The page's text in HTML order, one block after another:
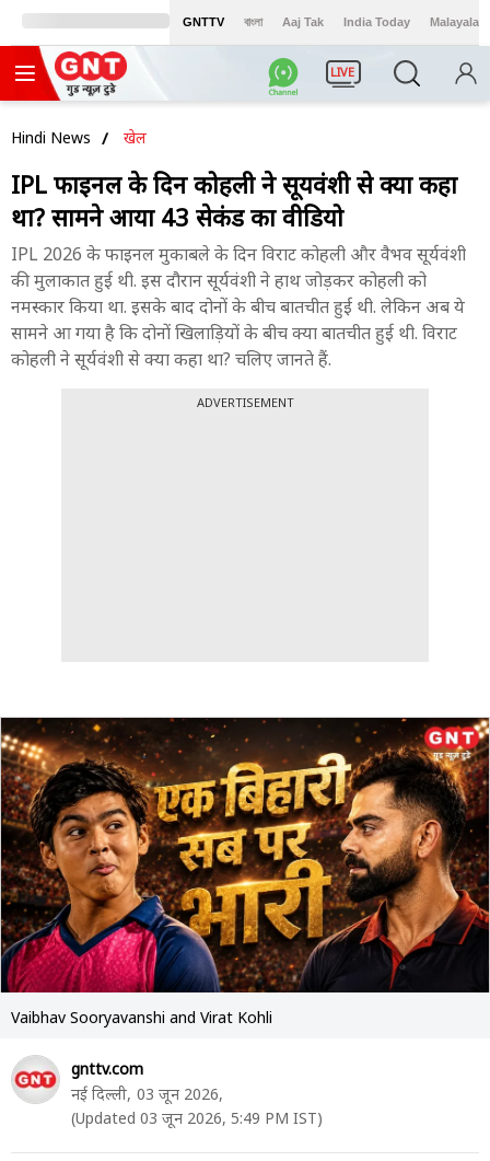
GNTTV বাংলা Aaj Tak India Today Malayalam
LIVE
Hindi News खेल
IPL फाइनल के दिन कोहली ने सूर्यवंशी से क्या कहा
था? सामने आया 43 सेकंड का वीडियो
IPL 2026 के फाइनल मुकाबले के दिन विराट कोहली और वैभव सूर्यवंशी
की मुलाकात हुई थी. इस दौरान सूर्यवंशी ने हाथ जोड़कर कोहली को
नमस्कार किया था. इसके बाद दोनों के बीच बातचीत हुई थी. लेकिन अब ये
सामने आ गया है कि दोनों खिलाड़ियों के बीच क्या बातचीत हुई थी. विराट
कोहली ने सूर्यवंशी से क्या कहा था? चलिए जानते हैं.
ADVERTISEMENT
Vaibhav Sooryavanshi and Virat Kohli
gnttv.com
नई दिल्ली, 03 जून 2026,
(Updated 03 जून 2026, 5:49 PM IST)